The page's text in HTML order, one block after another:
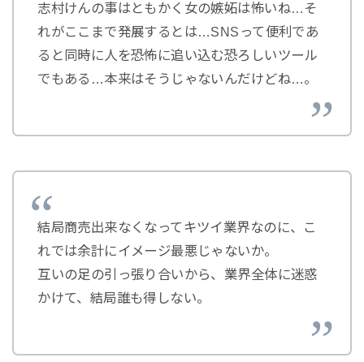
志村けんの事はともかく女の嫉妬は怖いね…そ
れがここまで発展するとは…SNSって便利であ
ると同時に人を恐怖に追い込む恐ろしいツール
でもある…本来はそうじゃないんだけどね…。
結局商売出来なくなってキツイ業界なのに、こ
れでは余計にイメージ最悪じゃないか。
互いの足の引っ張り合いから、業界全体に迷惑
かけて、結局誰も得しない。